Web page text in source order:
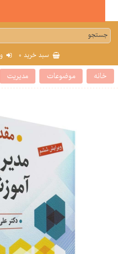
سبد خرید0 ورود
موضوعات مدیریت